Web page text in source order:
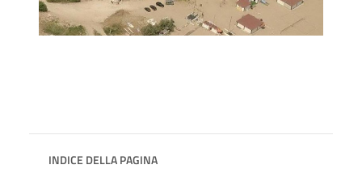
INDICE DELLA PAGINA